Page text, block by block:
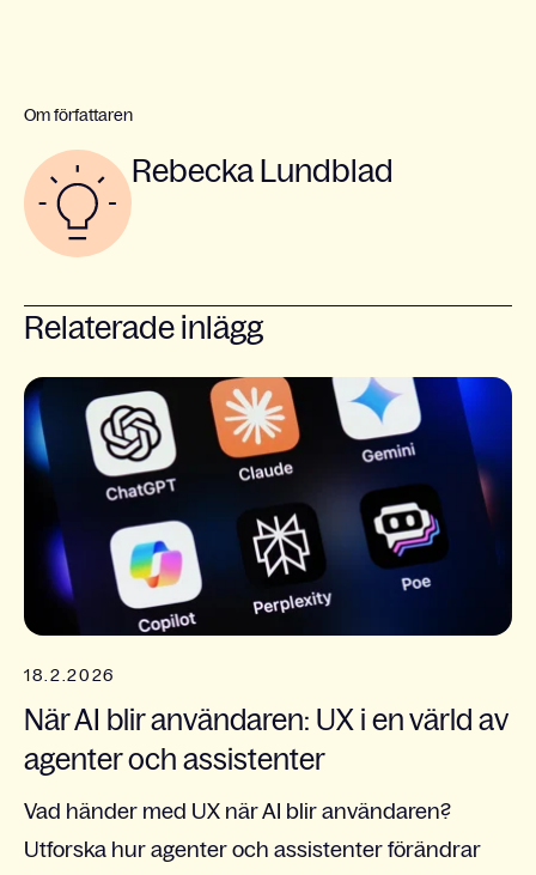
Om författaren
Rebecka Lundblad
Relaterade inlägg
18.2.2026
När AI blir användaren: UX i en värld av
agenter och assistenter
Vad händer med UX när AI blir användaren?
Utforska hur agenter och assistenter förändrar